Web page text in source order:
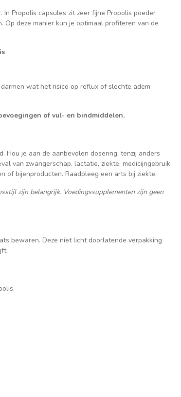
Propolis capsules zit zeer fijne Propolis poeder
deze manier kun je optimaal profiteren van de
wat het risico op reflux of slechte adem
of vul- en bindmiddelen.
Hou je aan de aanbevolen dosering, tenzij anders
van zwangerschap, lactatie, ziekte, medicijngebruik
of bijenproducten. Raadpleeg een arts bij ziekte.
zijn belangrijk. Voedingssupplementen zijn geen
bewaren. Deze niet licht doorlatende verpakking